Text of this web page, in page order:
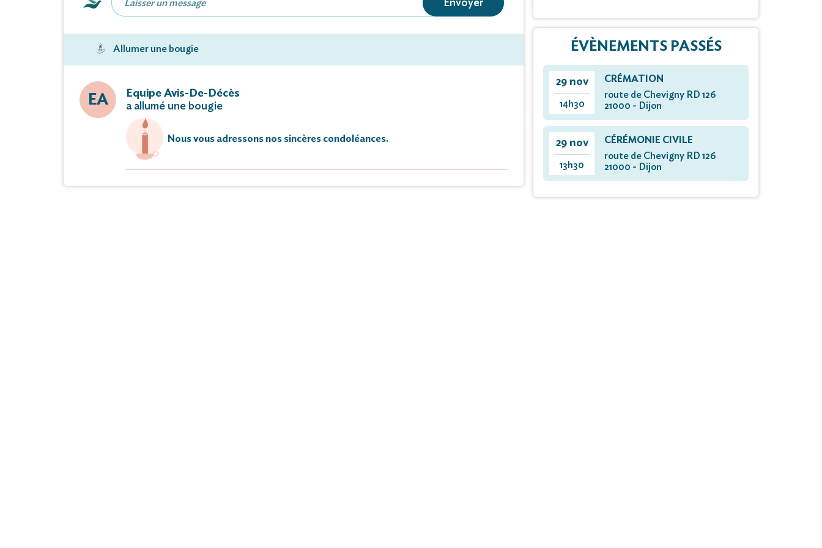
Roger BIZOT (†),
ses neveux et nièces ;
ainsi que toute la famille et ses amis,
Envoyer
Allumer une bougie
EA
Equipe Avis-De-Décès
a allumé une bougie
Nous vous adressons nos sincères condoléances.
ÉVÈNEMENTS PASSÉS
29 nov
14h30
CRÉMATION
route de Chevigny RD 126
21000 - Dijon
29 nov
13h30
CÉRÉMONIE CIVILE
route de Chevigny RD 126
21000 - Dijon